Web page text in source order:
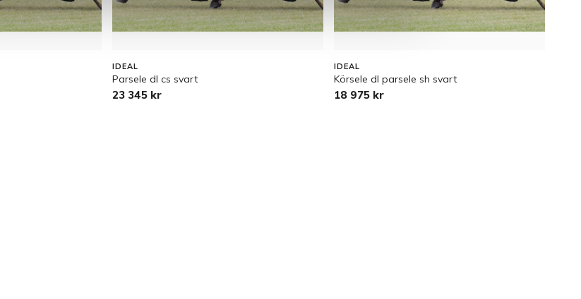
IDEAL
Parsele dl cs svart
23 345 kr
IDEAL
Körsele dl parsele sh svart
18 975 kr